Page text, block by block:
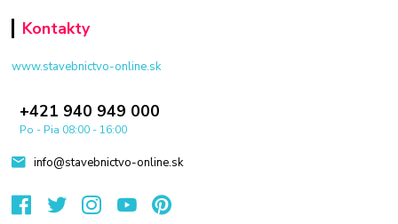
Kontakty
www.stavebnictvo-online.sk
+421 940 949 000
Po - Pia 08:00 - 16:00
info@stavebnictvo-online.sk